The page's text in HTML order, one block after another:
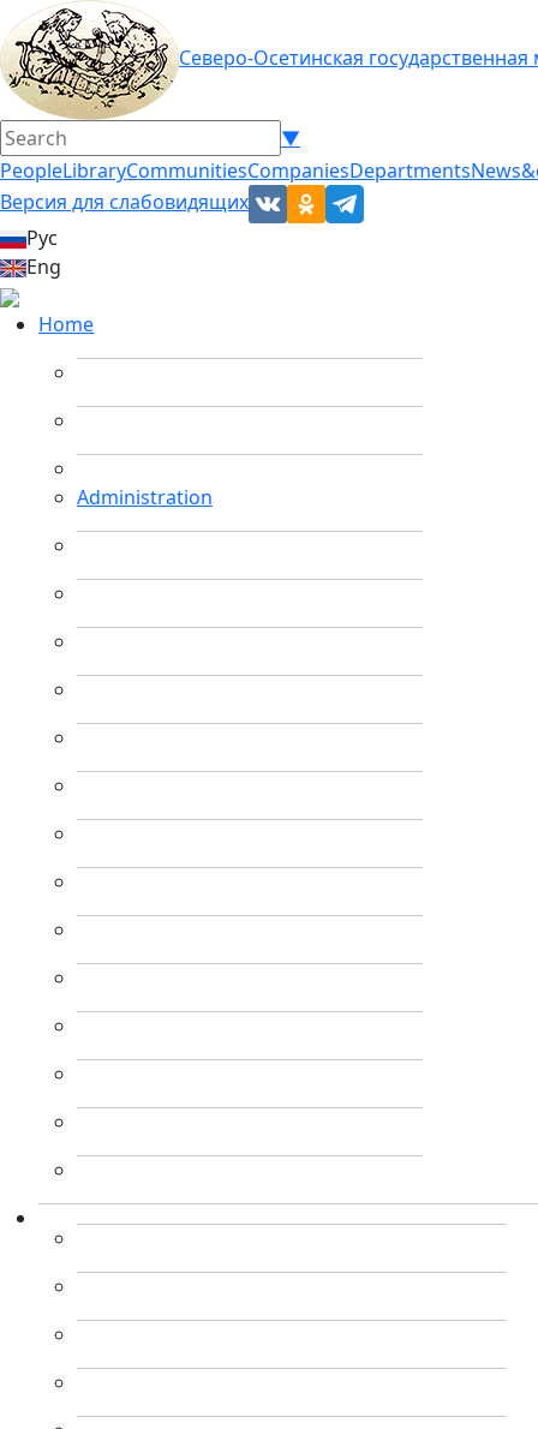
Северо-Осетинская
▼
PeopleLibraryCommunitiesCompaniesDepartments
Версия для слабовидящих
Рус
Eng
Home
Administration